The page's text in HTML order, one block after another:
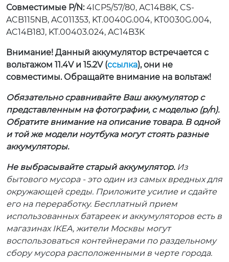
Совместимые P/N:4ICP5/57/80, AC14B8K, CS-
ACB115NB, AC011353, KT.0040G.004, KT0030G.004,
AC14B18J, KT.00403.024, AC14B3K
Внимание! Данный аккумулятор встречается с
вольтажом 11.4V и 15.2V (ссылка), они не
совместимы. Обращайте внимание на вольтаж!
Обязательно сравнивайте Ваш аккумулятор с
представленным на фотографии, с моделью (p/n).
Обратите внимание на описание товара. В одной
и той же модели ноутбука могут стоять разные
аккумуляторы.
Не выбрасывайте старый аккумулятор.Из
бытового мусора - это один из самых вредных для
окружающей среды. Приложите усилие и сдайте
его на переработку. Бесплатный прием
использованных батареек и аккумуляторов есть в
магазинах IKEA, жители Москвы могут
воспользоваться контейнерами по раздельному
сбору мусора расположенными в черте города.